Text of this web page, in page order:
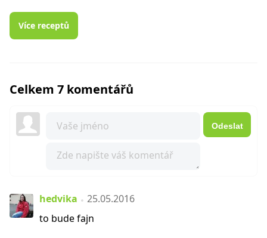
Více receptů
Celkem 7 komentářů
Odeslat
hedvika
25.05.2016
to bude fajn